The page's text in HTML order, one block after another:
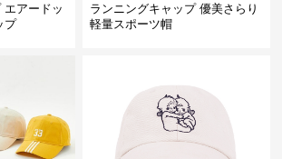
エアードッ
プ
ランニングキャップ 優美さらり
軽量スポーツ帽